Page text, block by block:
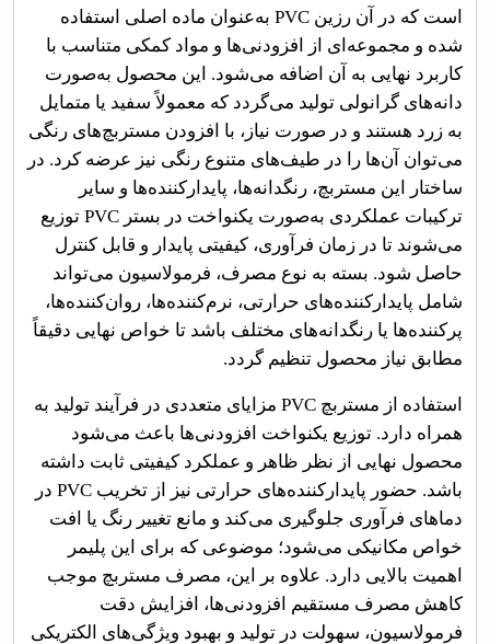
است که در آن رزین PVC به‌عنوان ماده اصلی استفاده
شده و مجموعه‌ای از افزودنی‌ها و مواد کمکی متناسب با
کاربرد نهایی به آن اضافه می‌شود. این محصول به‌صورت
دانه‌های گرانولی تولید می‌گردد که معمولاً سفید یا متمایل
به زرد هستند و در صورت نیاز، با افزودن مستربچ‌های رنگی
می‌توان آن‌ها را در طیف‌های متنوع رنگی نیز عرضه کرد. در
ساختار این مستربچ، رنگدانه‌ها، پایدارکننده‌ها و سایر
ترکیبات عملکردی به‌صورت یکنواخت در بستر PVC توزیع
می‌شوند تا در زمان فرآوری، کیفیتی پایدار و قابل کنترل
حاصل شود. بسته به نوع مصرف، فرمولاسیون می‌تواند
شامل پایدارکننده‌های حرارتی، نرم‌کننده‌ها، روان‌کننده‌ها،
پرکننده‌ها یا رنگدانه‌های مختلف باشد تا خواص نهایی دقیقاً
مطابق نیاز محصول تنظیم گردد.
استفاده از مستربچ PVC مزایای متعددی در فرآیند تولید به
همراه دارد. توزیع یکنواخت افزودنی‌ها باعث می‌شود
محصول نهایی از نظر ظاهر و عملکرد کیفیتی ثابت داشته
باشد. حضور پایدارکننده‌های حرارتی نیز از تخریب PVC در
دماهای فرآوری جلوگیری می‌کند و مانع تغییر رنگ یا افت
خواص مکانیکی می‌شود؛ موضوعی که برای این پلیمر
اهمیت بالایی دارد. علاوه بر این، مصرف مستربچ موجب
کاهش مصرف مستقیم افزودنی‌ها، افزایش دقت
فرمولاسیون، سهولت در تولید و بهبود ویژگی‌های الکتریکی